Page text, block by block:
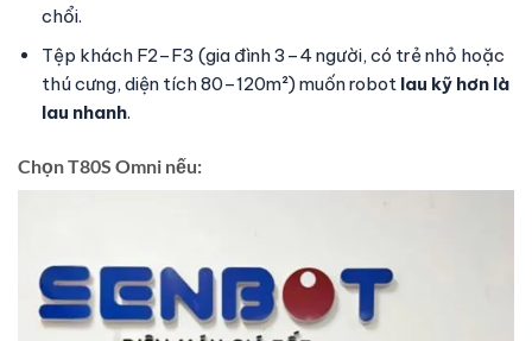
chổi.
Tệp khách F2–F3 (gia đình 3–4 người, có trẻ nhỏ hoặc
thú cưng, diện tích 80–120m²) muốn robot lau kỹ hơn là
lau nhanh.
Chọn T80S Omni nếu: